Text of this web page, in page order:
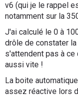
v6 (qui je le rappel
notamment sur la
J'ai calculé le 0 à
drôle de constater
s'attendent pas à
aussi vite !
La boite
assez réactive lors